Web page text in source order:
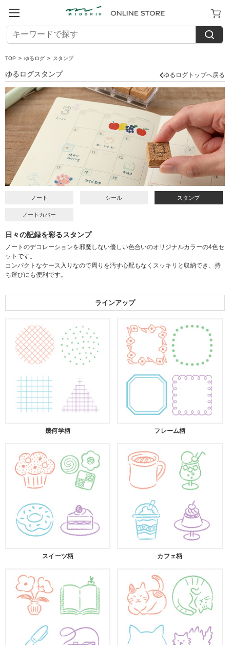
TOP > ゆるログ > スタンプ
ゆるログスタンプ ゆるログトップへ戻る
ノート シール スタンプ
ノートカバー
日々の記録を彩るスタンプ
ノートのデコレーションを邪魔しない優しい色合いのオリジナルカラーの4色セ
ットです。
コンパクトなケース入りなので周りを汚す心配もなくスッキリと収納でき、持
ち運びにも便利です。
ラインアップ
幾何学柄 フレーム柄
スイーツ柄 カフェ柄